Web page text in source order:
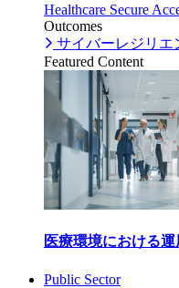
Healthcare Secure
Outcomes
サイバーレジリエ
Featured Content
医療環境における
Public Sector